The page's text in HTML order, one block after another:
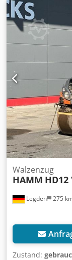
Legden 275
Walzenzug
HAMM
Zustand: